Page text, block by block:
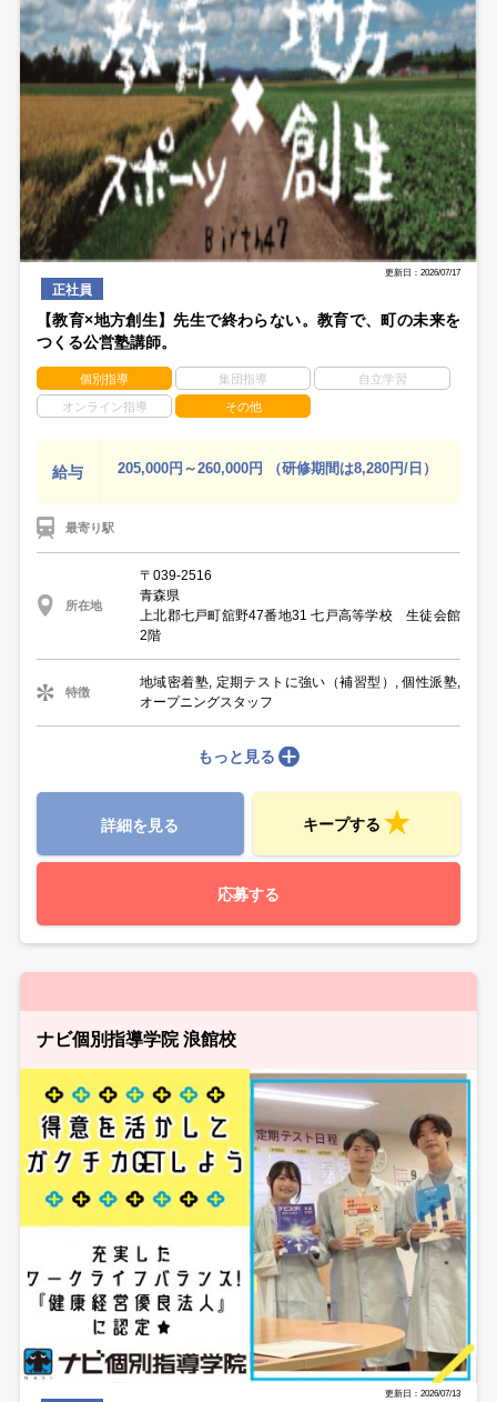
更新日：2026/07/17
正社員
【教育×地方創生】先生で終わらない。教育で、町の未来を
つくる公営塾講師。
個別指導 集団指導 自立学習
オンライン指導 その他
給与 205,000円～260,000円 （研修期間は8,280円/日）
最寄り駅
所在地
〒039-2516
青森県
上北郡七戸町舘野47番地31 七戸高等学校 生徒会館
2階
特徴
地域密着塾, 定期テストに強い（補習型）, 個性派塾,
オープニングスタッフ
もっと見る
詳細を見る キープする
応募する
ナビ個別指導学院 浪館校
更新日：2026/07/13